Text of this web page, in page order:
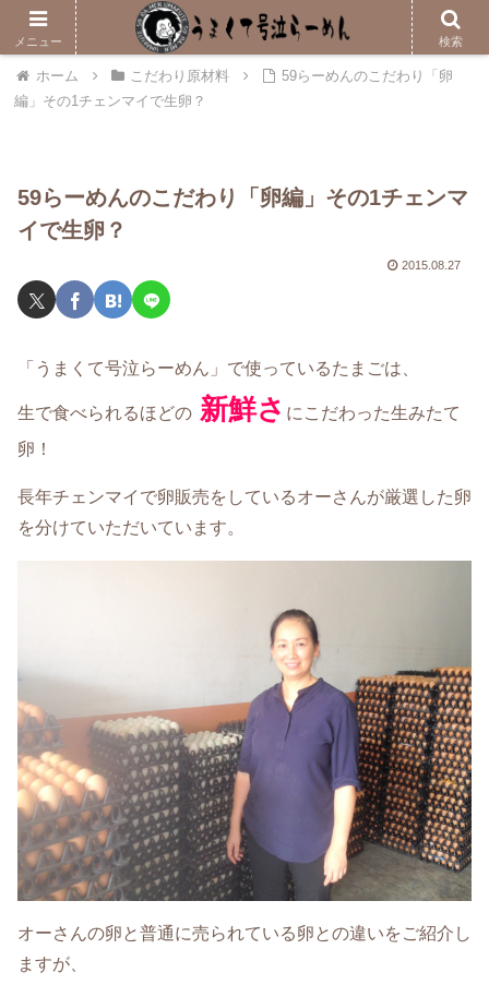
メニューはこちら
ホーム こだわり原材料
59らーめんのこだわり「卵
編」その1チェンマイで生卵？
59らーめんのこだわり「卵編」その1チェンマ
イで生卵？
2015.08.27
「うまくて号泣らーめん」で使っているたまごは、
生で食べられるほどの 新鮮さ にこだわった生みたて
卵！
長年チェンマイで卵販売をしているオーさんが厳選した卵
を分けていただいています。
オーさんの卵と普通に売られている卵との違いをご紹介し
ますが、
メニュー 検索